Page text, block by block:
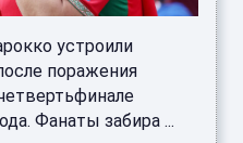
устроили
поражения
Фанаты забира ...